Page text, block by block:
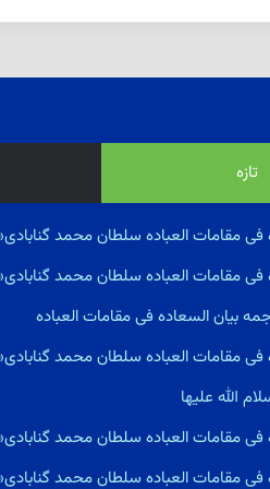
تازه
فى مقامات العباده سلطان محمد
فى مقامات العباده سلطان محمد
بیان السعاده فى مقامات العباده
فى مقامات العباده سلطان محمد
الله علیها
فى مقامات العباده سلطان محمد
فى مقامات العباده سلطان محمد